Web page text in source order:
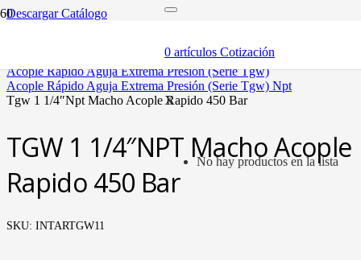
0 artículos Cotización
X
No hay productos en la lista
Descargar Catálogo
acople rápido aguja extrema presión (serie tgw)
acople rápido aguja extrema presión (serie tgw) npt
tgw 1 1/4″npt macho acople rapido 450 bar
TGW 1 1/4″NPT Macho Acople
Rapido 450 Bar
SKU: INTARTGW11